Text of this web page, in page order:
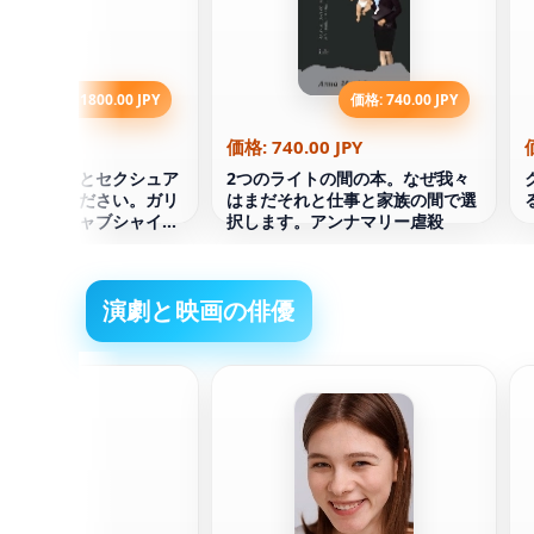
価格: 1800.00 JPY
密な健康とセクシュア
約してください。ガリ
ィム・シャブシャイ
価格: 740.00 JPY
価格: 740.00 JPY
2つのライトの間の本。なぜ我々
はまだそれと仕事と家族の間で選
択します。アンナマリー虐殺
演劇と映画の俳優